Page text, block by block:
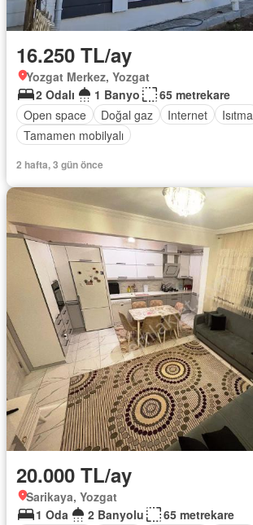
16.250 TL/ay
Yozgat Merkez, Yozgat
2 Odalı
1 Banyo
65 metrekare
Open space
Doğal gaz Internet
Isıtma
Tamamen mobilyalı
2 hafta, 3 gün önce
20.000 TL/ay
Sarikaya, Yozgat
1 Oda
2 Banyolu
65 metrekare